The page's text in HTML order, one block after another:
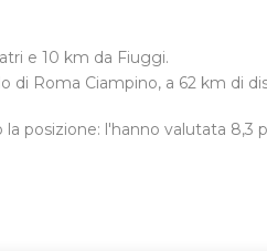
e 10 km da Fiuggi.
di Roma Ciampino, a 62 km di
posizione: l'hanno valutata 8,3